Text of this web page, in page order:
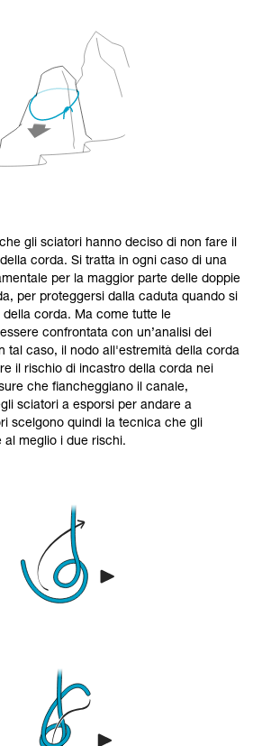
gli sciatori hanno deciso di non fare il
corda. Si tratta in ogni caso di una
per la maggior parte delle doppie
per proteggersi dalla caduta quando si
corda. Ma come tutte le
confrontata con un’analisi dei
tal caso, il nodo all'estremità della corda
il rischio di incastro della corda nei
che fiancheggiano il canale,
sciatori a esporsi per andare a
scelgono quindi la tecnica che gli
al meglio i due rischi.